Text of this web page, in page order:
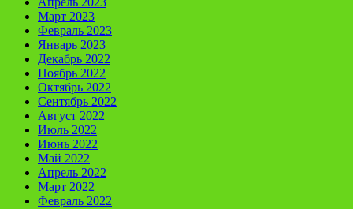
Март 2023
Февраль 2023
Январь 2023
Декабрь 2022
Ноябрь 2022
Октябрь 2022
Сентябрь 2022
Август 2022
Июль 2022
Июнь 2022
Май 2022
Апрель 2022
Март 2022
Февраль 2022